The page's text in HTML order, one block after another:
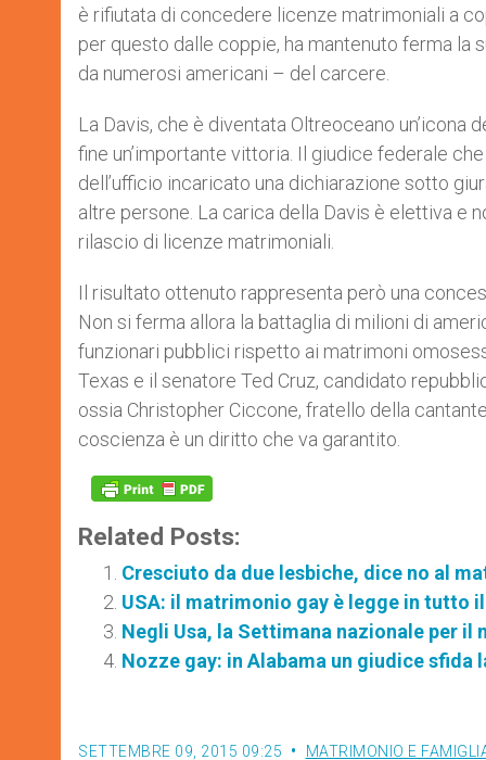
è rifiutata di concedere licenze matrimoniali a
per questo dalle coppie, ha mantenuto ferma la
da numerosi americani – del carcere.
La Davis, che è diventata Oltreoceano un’icona
fine un’importante vittoria. Il giudice federale
dell’ufficio incaricato una dichiarazione sotto
altre persone. La carica della Davis è elettiva e
rilascio di licenze matrimoniali.
Il risultato ottenuto rappresenta però una
Non si ferma allora la battaglia di milioni di
funzionari pubblici rispetto ai matrimoni
Texas e il senatore Ted Cruz, candidato
ossia Christopher Ciccone, fratello della
coscienza è un diritto che va garantito.
Related Posts:
Cresciuto da due lesbiche, dice no al
USA: il matrimonio gay è legge in tutto
Negli Usa, la Settimana nazionale per il
Nozze gay: in Alabama un giudice sfida
SETTEMBRE 09, 2015 09:25 MATRIMONIO E